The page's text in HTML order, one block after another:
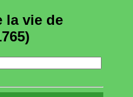
la vie de